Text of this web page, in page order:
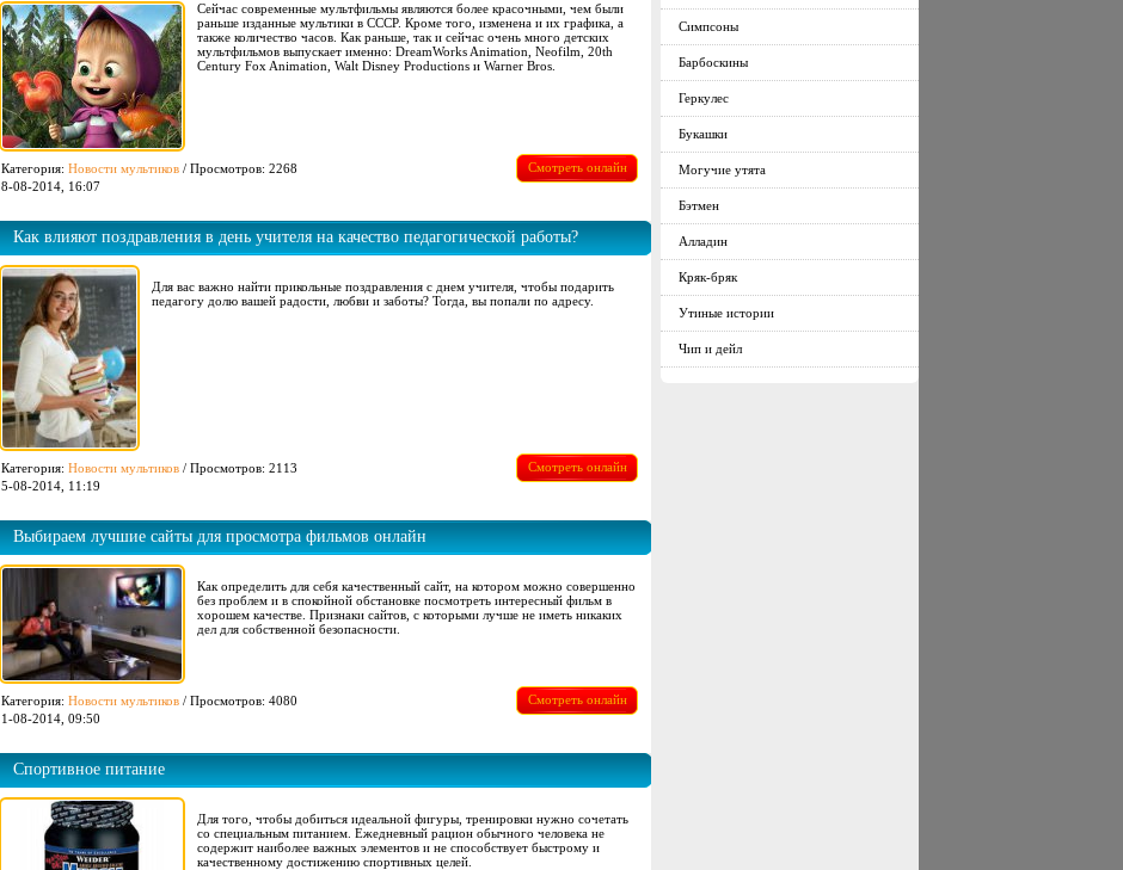
Сейчас современные мультфильмы являются более красочными, чем были
раньше изданные мультики в СССР. Кроме того, изменена и их графика, а
также количество часов. Как раньше, так и сейчас очень много детских
мультфильмов выпускает именно: DreamWorks Animation, Neofilm, 20th
Century Fox Animation, Walt Disney Productions и Warner Bros.
Категория: Новости мультиков / Просмотров: 2268
8-08-2014, 16:07
Смотреть онлайн
Как влияют поздравления в день учителя на качество педагогической работы?
Для вас важно найти прикольные поздравления с днем учителя, чтобы подарить
педагогу долю вашей радости, любви и заботы? Тогда, вы попали по адресу.
Категория: Новости мультиков / Просмотров: 2113
5-08-2014, 11:19
Смотреть онлайн
Выбираем лучшие сайты для просмотра фильмов онлайн
Как определить для себя качественный сайт, на котором можно совершенно
без проблем и в спокойной обстановке посмотреть интересный фильм в
хорошем качестве. Признаки сайтов, с которыми лучше не иметь никаких
дел для собственной безопасности.
Категория: Новости мультиков / Просмотров: 4080
1-08-2014, 09:50
Смотреть онлайн
Спортивное питание
Для того, чтобы добиться идеальной фигуры, тренировки нужно сочетать
со специальным питанием. Ежедневный рацион обычного человека не
содержит наиболее важных элементов и не способствует быстрому и
качественному достижению спортивных целей.
Симпсоны
Барбоскины
Геркулес
Букашки
Могучие утята
Бэтмен
Алладин
Кряк-бряк
Утиные истории
Чип и дейл